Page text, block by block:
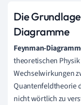
Die
Diagramme
Feynman-
theoretischen
Wechselwirkungen
Quantenfeldtheorie
nicht wörtlich zu